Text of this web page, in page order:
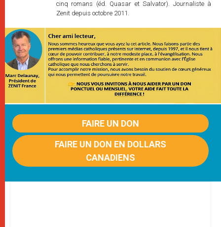
cinq romans (éd. Quasar et Salvator). Journaliste à
Zenit depuis octobre 2011.
FAIRE UN DON
FAIRE UN DON EN DOLLARS
CANADIENS